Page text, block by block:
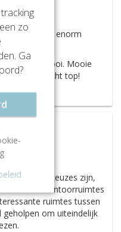
is enorm
ook even mooi. Mooie
zijn. Echt top!
er zoveel keuzes zijn,
ik wel 10 kantoorruimtes
ruimtes tussen
geholpen om uiteindelijk
zo
Ga